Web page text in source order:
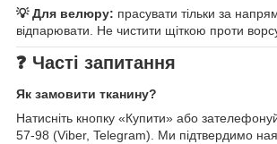
💡 Для велюру: прасувати тільки за
відпарювати. Не чистити щіткою проти
❓ Часті запитання
Як замовити тканину?
Натисніть кнопку «Купити» або
57-98 (Viber, Telegram). Ми підтвердимо